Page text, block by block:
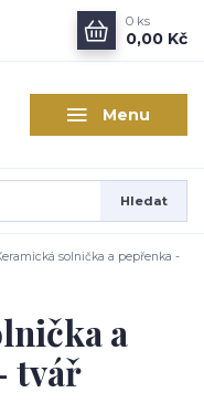
Menu
Hledat
0 ks
0,00 Kč
solnička a pepřenka -
a
tvář